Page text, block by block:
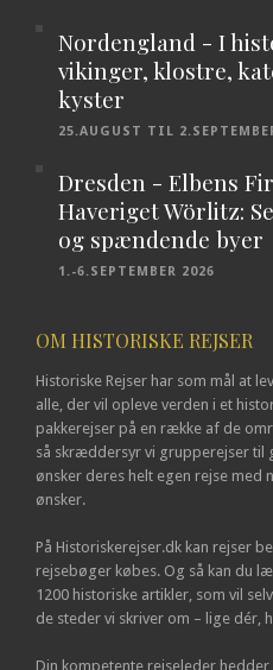
Nordengland - I
vikinger, klostre,
kyster
25.AUGUST TIL
Dresden - Elbens
Haveriget Wörlitz:
og spændende byer
1.-6.SEPTEMBER 2026
OM HISTORISKE REJSER
Historiske Rejser har som mål at
alle, der vil opleve verden i et
pakkerejser på en række af de
så skræddersyr vi grupperejser til
ønsker deres helt egen rejse med
ønsker.
På Historiskerejser.dk kan rejser
rejsebøger købes. Og så kan du
1200 historiske artikler, som vil
de steder vi skriver om – lige dér,
Din kompetente rejseleder